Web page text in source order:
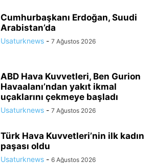
Cumhurbaşkanı Erdoğan, Suudi
Arabistan’da
Usaturknews - 7 Ağustos 2026
ABD Hava Kuvvetleri, Ben Gurion
Havaalanı’ndan yakıt ikmal
uçaklarını çekmeye başladı
Usaturknews - 7 Ağustos 2026
Türk Hava Kuvvetleri’nin ilk kadın
paşası oldu
Usaturknews - 6 Ağustos 2026